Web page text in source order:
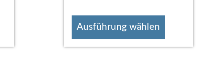
Ausführung wählen